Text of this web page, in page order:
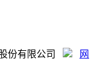
份有限公司
网